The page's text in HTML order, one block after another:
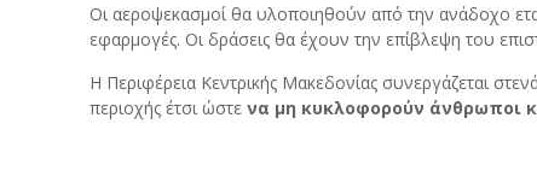
Οι αεροψεκασμοί θα υλοποιηθούν από την ανάδοχο
εφαρμογές. Οι δράσεις θα έχουν την επίβλεψη του
Η Περιφέρεια Κεντρικής Μακεδονίας συνεργάζεται
περιοχής έτσι ώστενα μη κυκλοφορούν άνθρωποι